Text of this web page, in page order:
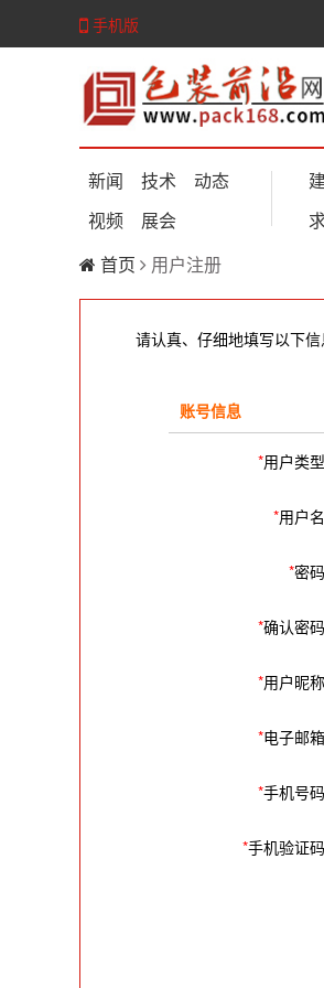
手机版
新闻 技术
动态
视频
展会
首页
用户注册
请认真、仔细地填写以下
账号信息
*用户类型
*用户名
*密码
*确认密码
*用户昵称
*电子邮箱
*手机号码
*手机验证码